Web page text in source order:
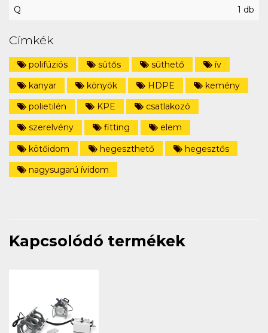
Q 1 db
Címkék
polifúziós sütős süthető
ív
kanyar
könyök HDPE
kemény
polietilén
KPE
csatlakozó
szerelvény
fitting
elem
kötőidom
hegeszthető
hegesztős
nagysugarú ívidom
Kapcsolódó termékek